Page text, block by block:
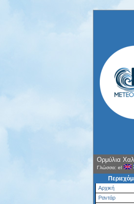
Ορμύλια
Γλώσσα: el
Αρχική
Ραντάρ